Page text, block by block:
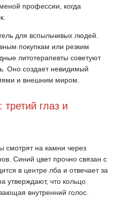
профессии, когда
для вспыльчивых людей.
покупкам или резким
литотерапевты советуют
Оно создает невидимый
и внешним миром.
глаз и
смотрят на камни через
Синий цвет прочно связан с
в центре лба и отвечает за
утверждают, что кольцо
внутренний голос.